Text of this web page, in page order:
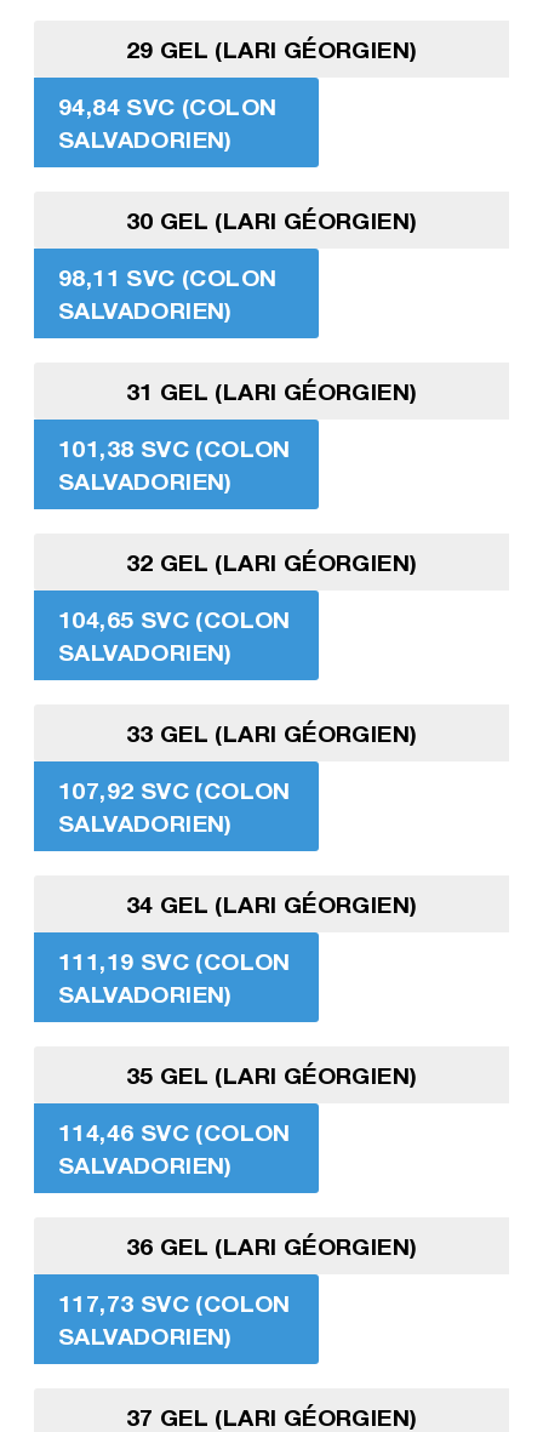
29 GEL (LARI GÉORGIEN)
94,84 SVC (COLON
SALVADORIEN)
30 GEL (LARI GÉORGIEN)
98,11 SVC (COLON
SALVADORIEN)
31 GEL (LARI GÉORGIEN)
101,38 SVC (COLON
SALVADORIEN)
32 GEL (LARI GÉORGIEN)
104,65 SVC (COLON
SALVADORIEN)
33 GEL (LARI GÉORGIEN)
107,92 SVC (COLON
SALVADORIEN)
34 GEL (LARI GÉORGIEN)
111,19 SVC (COLON
SALVADORIEN)
35 GEL (LARI GÉORGIEN)
114,46 SVC (COLON
SALVADORIEN)
36 GEL (LARI GÉORGIEN)
117,73 SVC (COLON
SALVADORIEN)
37 GEL (LARI GÉORGIEN)